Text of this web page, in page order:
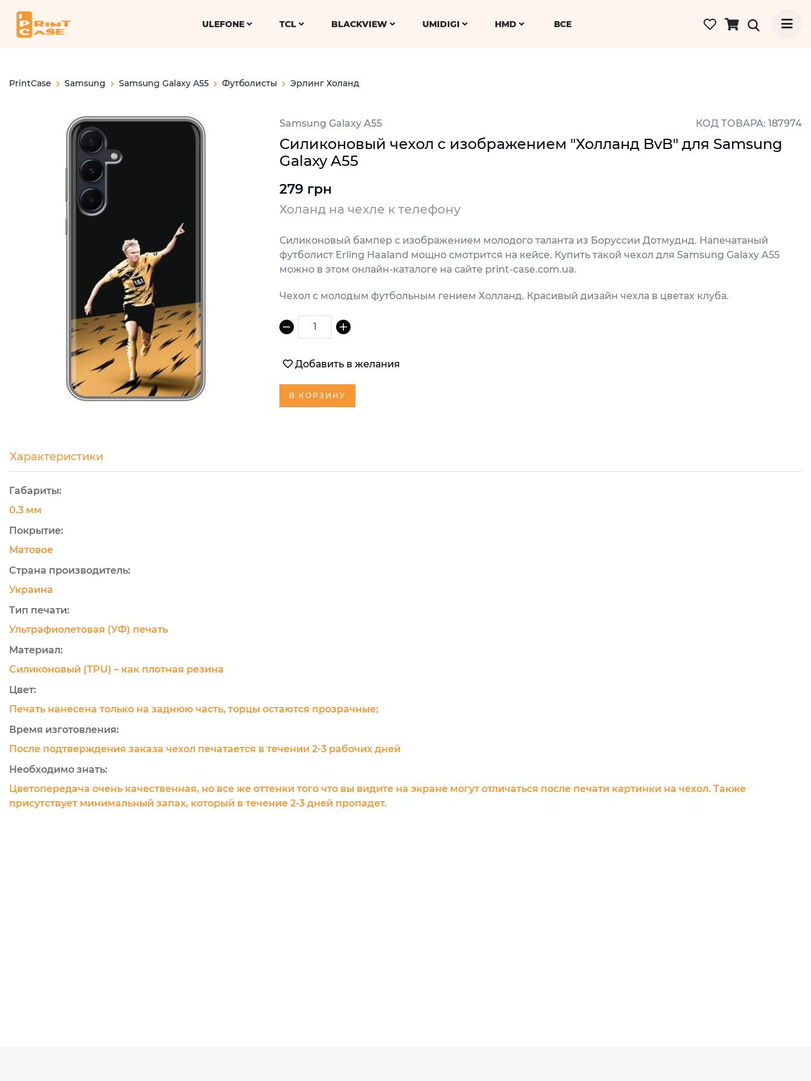
ULEFONE TCL BLACKVIEW UMIDIGI HMD ВСЕ
PrintCase Samsung Samsung Galaxy A55 Футболисты Эрлинг Холанд
Samsung Galaxy A55 КОД ТОВАРА: 187974
Силиконовый чехол с изображением "Холланд BvB" для Samsung
Galaxy A55
279 грн
Холанд на чехле к телефону
Силиконовый бампер с изображением молодого таланта из Боруссии Дотмуднд. Напечатаный
футболист Erling Haaland мощно смотрится на кейсе. Купить такой чехол для Samsung Galaxy A55
можно в этом онлайн-каталоге на сайте print-case.com.ua.
Чехол с молодым футбольным гением Холланд. Красивый дизайн чехла в цветах клуба.
1
Добавить в желания
В КОРЗИНУ
Характеристики
Габариты:
0.3 мм
Покрытие:
Матовое
Страна производитель:
Украина
Тип печати:
Ультрафиолетовая (УФ) печать
Материал:
Силиконовый (TPU) – как плотная резина
Цвет:
Печать нанесена только на заднюю часть, торцы остаются прозрачные;
Время изготовления:
После подтверждения заказа чехол печатается в течении 2-3 рабочих дней
Необходимо знать:
Цветопередача очень качественная, но все же оттенки того что вы видите на экране могут отличаться после печати картинки на чехол. Также
присутствует минимальный запах, который в течение 2-3 дней пропадет.